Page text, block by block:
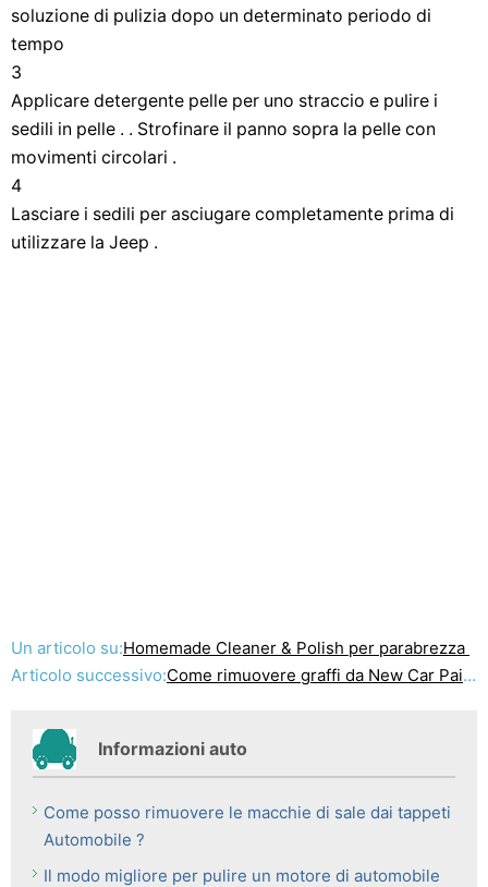
soluzione di pulizia dopo un determinato periodo di
tempo
3
Applicare detergente pelle per uno straccio e pulire i
sedili in pelle . . Strofinare il panno sopra la pelle con
movimenti circolari .
4
Lasciare i sedili per asciugare completamente prima di
utilizzare la Jeep .
Un articolo su:Homemade Cleaner & Polish per parabrezza
Articolo successivo:Come rimuovere graffi da New Car Paint
Informazioni auto
Come posso rimuovere le macchie di sale dai tappeti
Automobile ?
Il modo migliore per pulire un motore di automobile